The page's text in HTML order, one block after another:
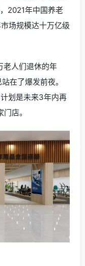
2021年中国养老
场规模达十万亿级
人们退休的年
在了爆发前夜。
划是未来3年内再
店。